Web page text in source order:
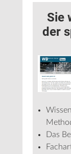
Sie
der
Das